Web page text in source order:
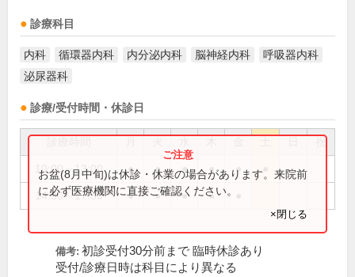
診療科目
内科 循環器内科 内分泌内科 脳神経内科
呼吸器内科
泌尿器科
診療/受付時間・休診日
祝
10:00～13:00 ● ● ● ● ●
14:30～17:30 ● ● ● ●
お盆(8月中旬)は休診・休業の場合があります。来院前
に必ず医療機関に直接ご確認ください。
×閉じる
備考: 初診受付30分前まで 臨時休診あり
受付/診療日時は科目により異なる